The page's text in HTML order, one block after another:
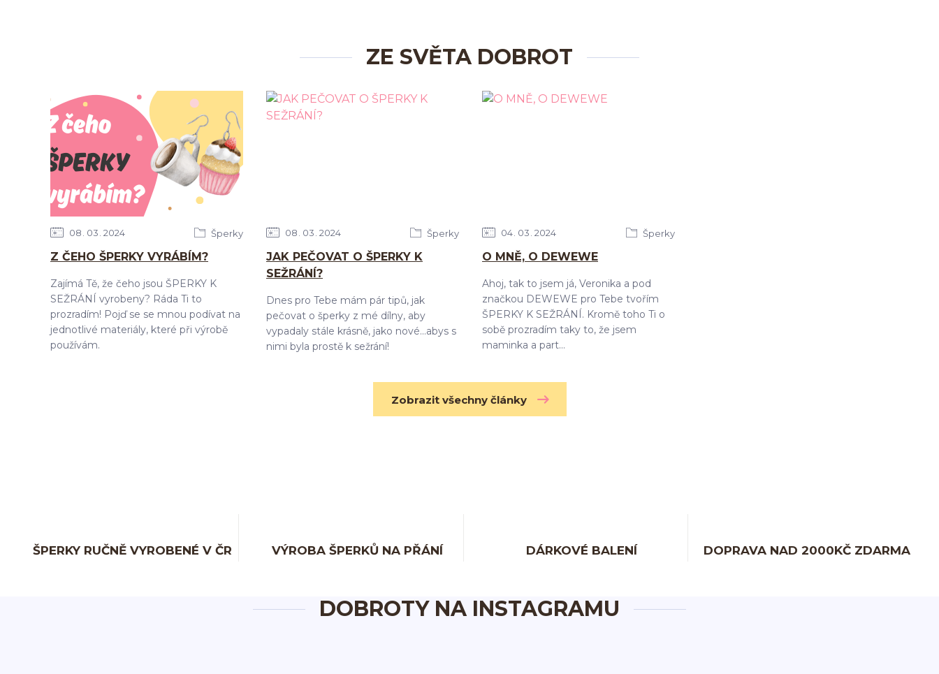
ZE SVĚTA DOBROT
08 03 2024 Šperky
Z ČEHO ŠPERKY VYRÁBÍM?
Zajímá Tě, že čeho jsou ŠPERKY K
SEŽRÁNÍ vyrobeny? Ráda Ti to
prozradím! Pojď se se mnou podívat na
jednotlivé materiály, které při výrobě
používám.
08 03 2024 Šperky
JAK PEČOVAT O ŠPERKY K
SEŽRÁNÍ?
Dnes pro Tebe mám pár tipů, jak
pečovat o šperky z mé dílny, aby
vypadaly stále krásně, jako nové...abys s
nimi byla prostě k sežrání!
04 03 2024 Šperky
O MNĚ, O DEWEWE
Ahoj, tak to jsem já, Veronika a pod
značkou DEWEWE pro Tebe tvořím
ŠPERKY K SEŽRÁNÍ. Kromě toho Ti o
sobě prozradím taky to, že jsem
maminka a part...
Zobrazit všechny články
ŠPERKY RUČNĚ VYROBENÉ V ČR VÝROBA ŠPERKŮ NA PŘÁNÍ DÁRKOVÉ BALENÍ DOPRAVA NAD 2000KČ ZDARMA
DOBROTY NA INSTAGRAMU